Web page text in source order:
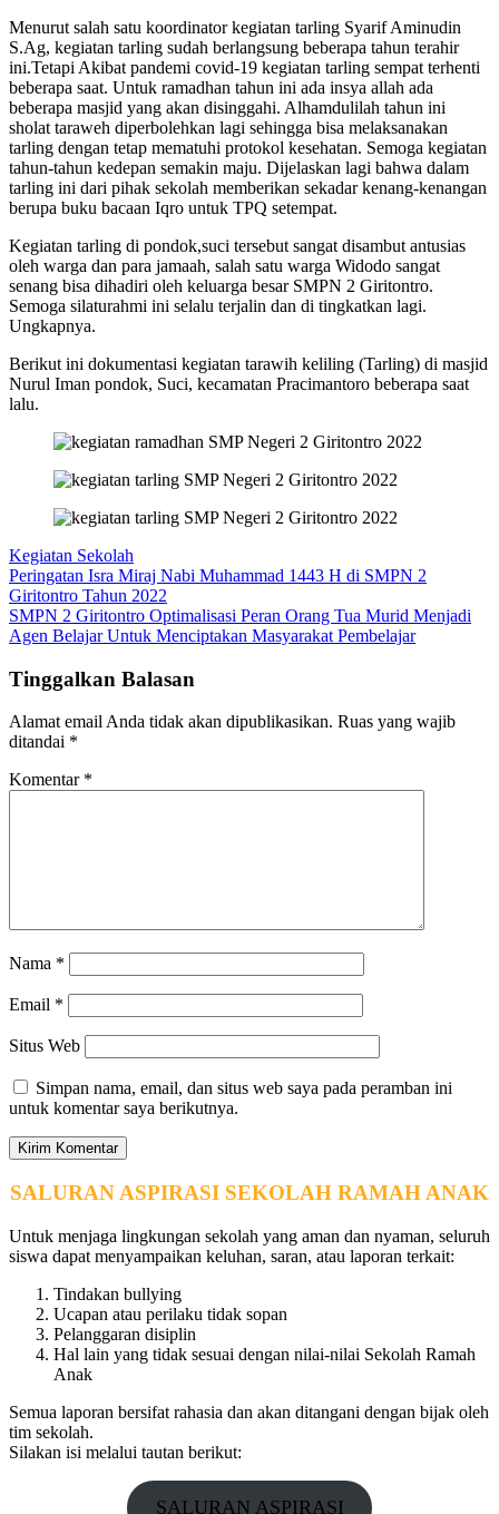
Menurut salah satu koordinator kegiatan tarling Syarif Aminudin
S.Ag, kegiatan tarling sudah berlangsung beberapa tahun terahir
ini.Tetapi Akibat pandemi covid-19 kegiatan tarling sempat terhenti
beberapa saat. Untuk ramadhan tahun ini ada insya allah ada
beberapa masjid yang akan disinggahi. Alhamdulilah tahun ini
sholat taraweh diperbolehkan lagi sehingga bisa melaksanakan
tarling dengan tetap mematuhi protokol kesehatan. Semoga kegiatan
tahun-tahun kedepan semakin maju. Dijelaskan lagi bahwa dalam
tarling ini dari pihak sekolah memberikan sekadar kenang-kenangan
berupa buku bacaan Iqro untuk TPQ setempat.
Kegiatan tarling di pondok,suci tersebut sangat disambut antusias
oleh warga dan para jamaah, salah satu warga Widodo sangat
senang bisa dihadiri oleh keluarga besar SMPN 2 Giritontro.
Semoga silaturahmi ini selalu terjalin dan di tingkatkan lagi.
Ungkapnya.
Berikut ini dokumentasi kegiatan tarawih keliling (Tarling) di masjid
Nurul Iman pondok, Suci, kecamatan Pracimantoro beberapa saat
lalu.
Kegiatan Sekolah
Navigasi
pos
Peringatan Isra Miraj Nabi Muhammad 1443 H di SMPN 2
Giritontro Tahun 2022
SMPN 2 Giritontro Optimalisasi Peran Orang Tua Murid Menjadi
Agen Belajar Untuk Menciptakan Masyarakat Pembelajar
Tinggalkan Balasan
Alamat email Anda tidak akan dipublikasikan. Ruas yang wajib
ditandai *
Komentar *
Nama *
Email *
Situs Web
Simpan nama, email, dan situs web saya pada peramban ini
untuk komentar saya berikutnya.
SALURAN ASPIRASI SEKOLAH RAMAH ANAK
Untuk menjaga lingkungan sekolah yang aman dan nyaman, seluruh
siswa dapat menyampaikan keluhan, saran, atau laporan terkait:
Tindakan bullying
Ucapan atau perilaku tidak sopan
Pelanggaran disiplin
Hal lain yang tidak sesuai dengan nilai-nilai Sekolah Ramah
Anak
Semua laporan bersifat rahasia dan akan ditangani dengan bijak oleh
tim sekolah.
Silakan isi melalui tautan berikut:
SALURAN ASPIRASI